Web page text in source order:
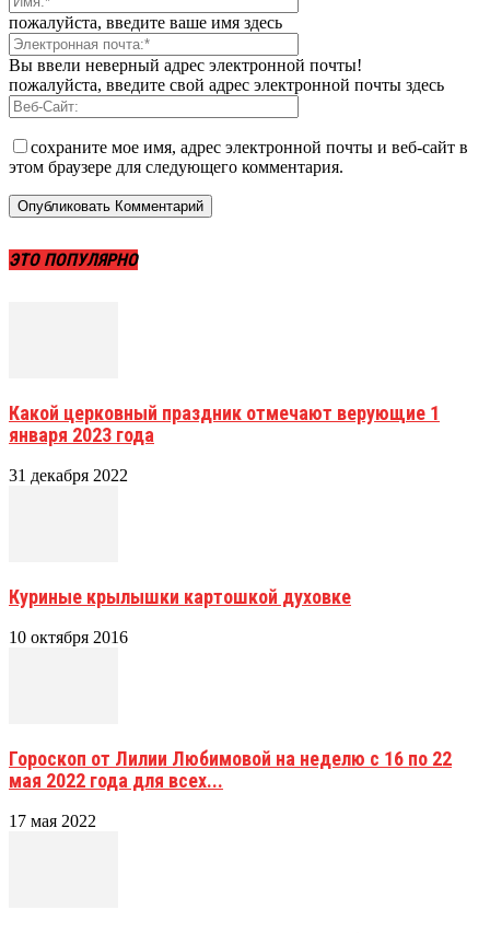
пожалуйста, введите ваше имя здесь
Вы ввели неверный адрес электронной почты!
пожалуйста, введите свой адрес электронной почты здесь
сохраните мое имя, адрес электронной почты и веб-сайт в
этом браузере для следующего комментария.
ЭТО ПОПУЛЯРНО
Какой церковный праздник отмечают верующие 1
января 2023 года
31 декабря 2022
Куриные крылышки картошкой духовке
10 октября 2016
Гороскоп от Лилии Любимовой на неделю с 16 по 22
мая 2022 года для всех...
17 мая 2022